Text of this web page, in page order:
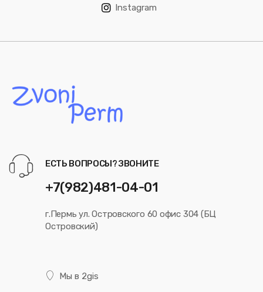
Instagram
ЕСТЬ ВОПРОСЫ? ЗВОНИТЕ
+7(982)481-04-01
г.Пермь ул. Островского 60 офис 304 (БЦ
Островский)
Мы в 2gis